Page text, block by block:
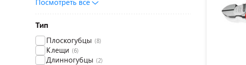
Посмотреть все
Тип
Плоскогубцы (8)
Клещи (6)
Длинногубцы (2)